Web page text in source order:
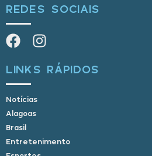
REDES SOCIAIS
LINKS RÁPIDOS
Notícias
Alagoas
Brasil
Entretenimento